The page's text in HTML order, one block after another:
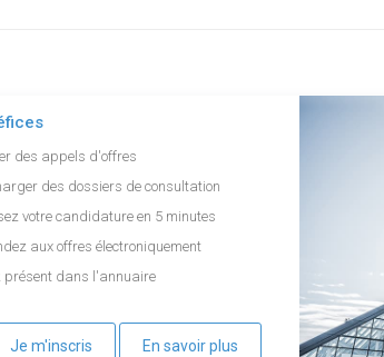
des appels d'offres
des dossiers de consultation
votre candidature en 5 minutes
aux offres électroniquement
présent dans l'annuaire
Je m'inscris En savoir plus